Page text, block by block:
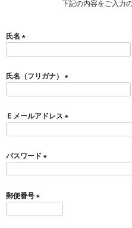
下記の内容をご入力
氏名
須
)
氏名（フリガナ）
須
)
Ｅメールアドレス
)
パスワード
)
郵便番号